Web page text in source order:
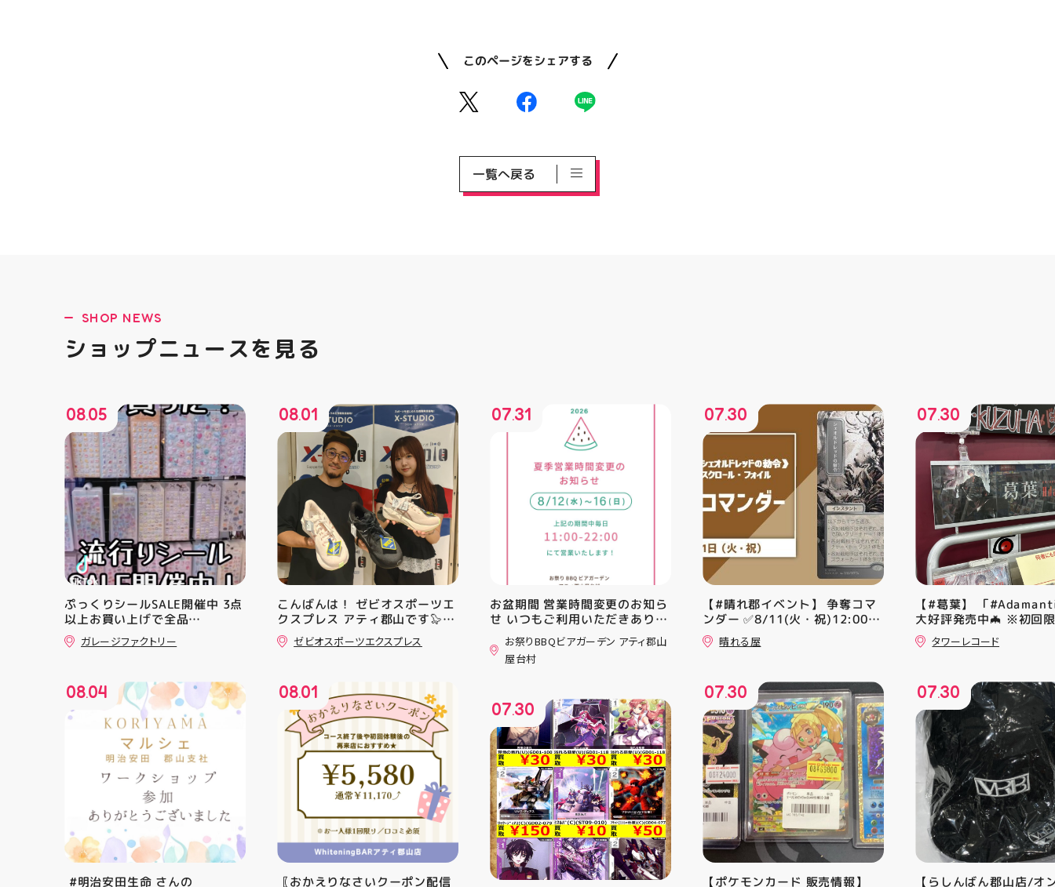
このページをシェアする
一覧へ戻る
SHOP NEWS
ショップニュースを見る
08.05
ぷっくりシールSALE開催中 3点
以上お買い上げで全品
10%OFF!! ️1枚売りのステッカ
ーは対象外️ かなりお買い得です
ールを 買ってみてくださいね
郡山駅前 アティ郡山4F “ガレー
ジファクトリー”へ遊びに来てね️‍️‍️‍
#福島 #郡山 #郡山駅前 #雑貨
屋 #シル活
ガレージファクトリー
08.04
⁡ #明治安田生命 さんの
08.01
こんばんは！ ゼビオスポーツエ
クスプレス アティ郡山です🦭
・ ★本日のラジオ★は アシッ
クスからランニングシューズ
反発性に優れた「FF TURBO
SQUARED」を新搭載し、推進力
を向上させました！
☆ASICSGRIPを前足部に追加
し、グリップ力を向上させまし
た！ ☆市場トレンドの反発性と
クッション性を表したデザイン
と優れた通気性を兼ね備えた
「エンジニアードウーブンアッ
パー」を搭載しました！ ・ 長
距離をカジュアルに走りたい方
や仕事履き、夏のお出かけで長
距離歩く方向けのクッションシ
ゼビオスポーツエクスプレス
08.01
〖おかえりなさいクーポン配信
07.31
お盆期間 営業時間変更のお知ら
せ いつもご利用いただきありが
とうございます！ 8月12日
(水)〜8月16日(日) は、 営業時
間を変更して営業いたします
みいただけます ご家族とのお食
事やご友人との集まり、夏休み
のお出かけにもぴったり！ 屋台
グルメとBBQを一緒に楽しめる
「お祭りBBQビアガーデン」
で、夏の思い出を作りません
か？ 皆さまのご来店をスタッフ
一同、心よりお待ちしておりま
す お祭りBBQビアガーデン ア
ティ郡山屋台村
━━━━━━━━━━━━━━
━ ご予約・詳細はプロフィール
お祭りBBQビアガーデン アティ郡山
屋台村
07.30
07.30
【#晴れ郡イベント】 争奪コマ
ンダー ✅8/11(火・祝)12:00~
⚔️イベント構成⚔️ スイスドロー
+決勝ラウンド 🏆賞品一覧🏆
レッドの勅令》シルバースクロ
ール・Foil×1枚 2-4位：
2,000pt 5-8位：1,000pt ご参
加お待ちしております！✨
晴れる屋
07.30
【ポケモンカード 販売情報】
07.30
【#葛葉】 「
大好評発売中🦇 ※初回
A、Bは店頭分在庫切れ
す🙇‍♀️ 発売を記念したコ
ー掲出 ♦️特別レシート
盤をご購入の方には リ
念レプリカチケットを
▼お取置きはこちらから
タワーレコード
07.30
【らしんばん郡山店/オ